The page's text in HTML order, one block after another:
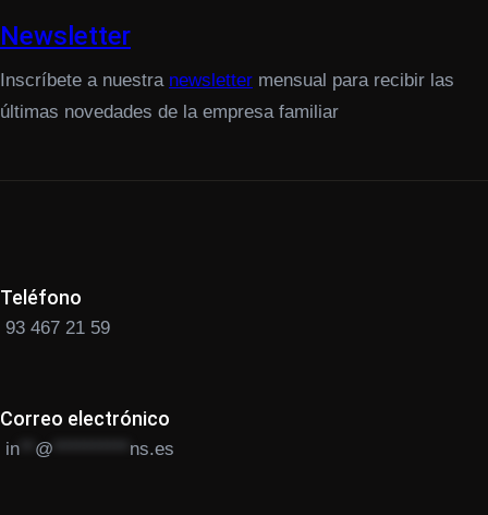
Newsletter
Inscríbete a nuestra newsletter mensual para recibir las
últimas novedades de la empresa familiar
Teléfono
93 467 21 59
Correo electrónico
in @ ns.es